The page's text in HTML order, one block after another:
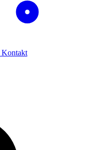
Kontakt